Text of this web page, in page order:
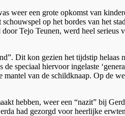
weer een grote opkomst van
op het bordes van het
door Tejo Teunen, werd heel
Dit kon gezien het tijdstip helaas
speciaal hiervoor ingelaste
van de schildknaap. Op de
hebben, weer een “nazit” bij
had gezorgd voor heerlijke